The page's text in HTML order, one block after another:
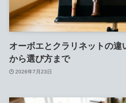
オーボエとクラリネットの違
から選び方まで
2026年7月23日